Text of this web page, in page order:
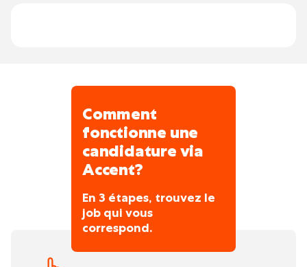
Comment
fonctionne une
candidature via
Accent?
En 3 étapes, trouvez le
job qui vous
correspond.